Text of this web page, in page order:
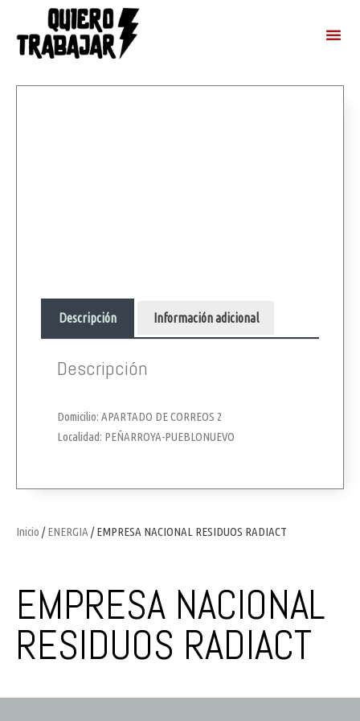
Inicio /ENERGIA / EMPRESA NACIONAL RESIDUOS RADIACT
EMPRESA NACIONAL
RESIDUOS RADIACT
Descripción Información adicional
Descripción
Domicilio: APARTADO DE CORREOS 2
Localidad: PEÑARROYA-PUEBLONUEVO